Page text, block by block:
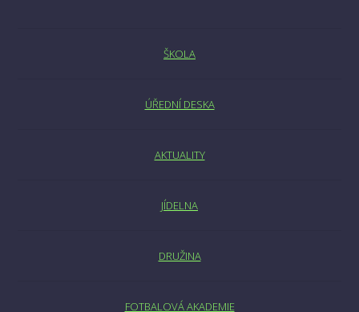
ŠKOLA
ÚŘEDNÍ DESKA
AKTUALITY
JÍDELNA
DRUŽINA
FOTBALOVÁ AKADEMIE